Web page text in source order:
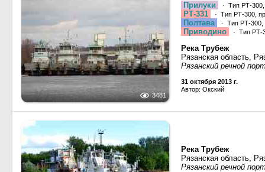
3481
Прилуки · Тип РТ-
РТ-331 · Тип РТ-300,
Полтава · Тип РТ-300,
Приводино · Тип РТ-
Река Трубеж
Рязанская область,
Рязанский речной
31 октября 2013 г.
Автор: Окский
Река Трубеж
Рязанская область,
Рязанский речной